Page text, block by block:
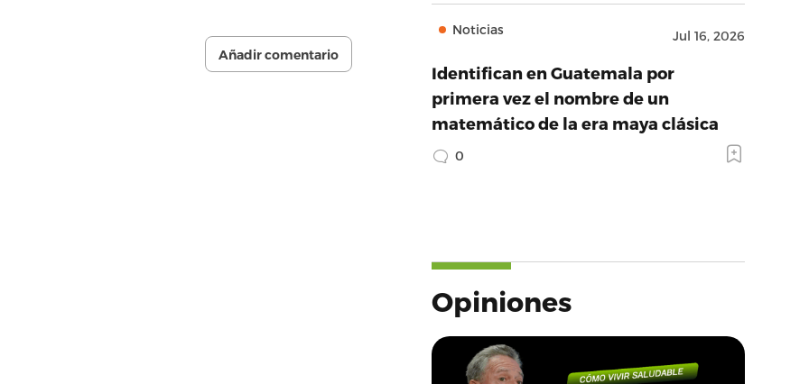
Añadir comentario
Noticias Jul 16, 2026
Identifican en Guatemala por
primera vez el nombre de un
matemático de la era maya clásica
0
Opiniones